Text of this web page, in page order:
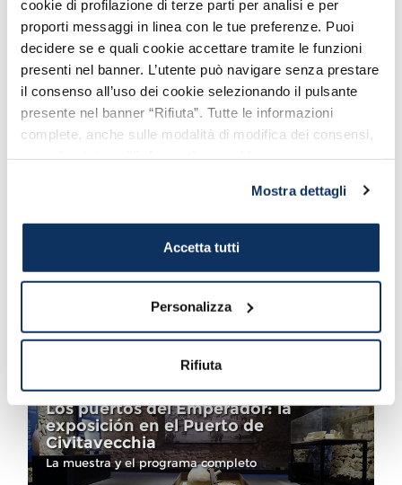
cookie di profilazione di terze parti per analisi e per
proporti messaggi in linea con le tue preferenze. Puoi
decidere se e quali cookie accettare tramite le funzioni
presenti nel banner. L’utente può navigare senza prestare
il consenso all’uso dei cookie selezionando il pulsante
presente nel banner “Rifiuta”. Tutte le informazioni
complete, anche sulle modalità di modifica dei consensi,
Mostra dettagli
Accetta tutti
Personalizza
Rifiuta
Vota el contenido:
Sin votos todavía
También te podría interesar...
Trajano Optimus Princeps -
Los puertos del Emperador: la
exposición en el Puerto de
Civitavecchia
La muestra y el programa completo